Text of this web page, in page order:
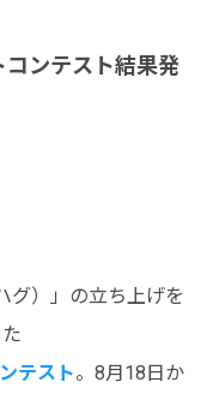
コンテスト結果発
グ）」の立ち上げを
テスト。8月18日か